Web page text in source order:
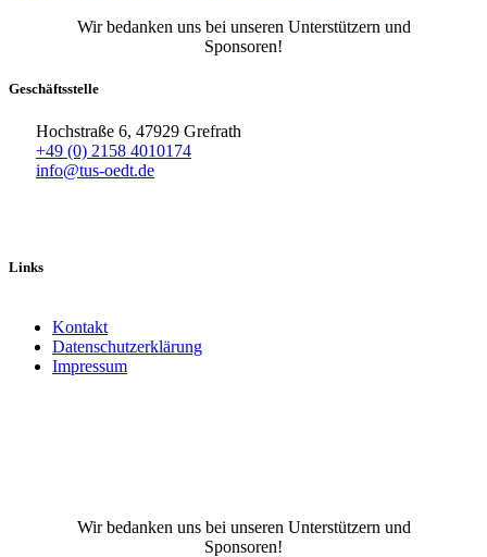
Wir bedanken uns bei unseren Unterstützern und
Sponsoren!
Geschäftsstelle
Hochstraße 6, 47929 Grefrath
+49 (0) 2158 4010174
info@tus-oedt.de
Links
Kontakt
Datenschutzerklärung
Impressum
Wir bedanken uns bei unseren Unterstützern und
Sponsoren!